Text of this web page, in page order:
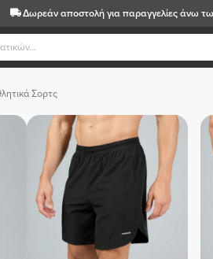
Δωρεάν αποστολήγια παραγγελίες άνω
Σορτς